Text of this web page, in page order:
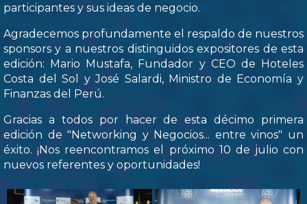
participantes y sus ideas de negocio.
Agradecemos profundamente el respaldo de nuestros
sponsors y a nuestros distinguidos expositores de esta
edición: Mario Mustafa, Fundador y CEO de Hoteles
Costa del Sol y José Salardi, Ministro de Economía y
Finanzas del Perú.
Gracias a todos por hacer de esta décimo primera
edición de "Networking y Negocios... entre vinos" un
éxito. ¡Nos reencontramos el próximo 10 de julio con
nuevos referentes y oportunidades!